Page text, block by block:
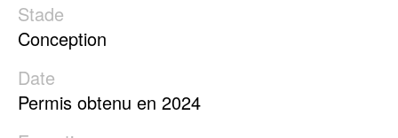
Stade
Conception
Date
Permis obtenu en 2024